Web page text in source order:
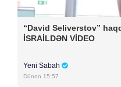
“David Seliverstov”
İSRAİLDƏN VİDEO
Yeni Sabah
Dünən 15:57